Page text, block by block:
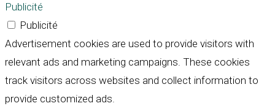
Publicité
Publicité
Advertisement cookies are used to provide visitors with
relevant ads and marketing campaigns. These cookies
track visitors across websites and collect information to
provide customized ads.